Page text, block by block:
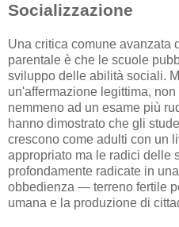
Socializzazione
Una critica comune avanzata
parentale è che le scuole
sviluppo delle abilità sociali.
un'affermazione legittima,
nemmeno ad un esame più
hanno dimostrato che gli
crescono come adulti con un
appropriato ma le radici delle
profondamente radicate in
obbedienza — terreno fertile
umana e la produzione di